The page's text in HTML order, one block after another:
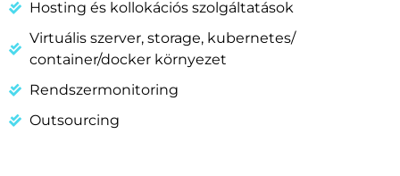
Hosting és kollokációs szolgáltatások
Virtuális szerver, storage, kubernetes/
container/docker környezet
Rendszermonitoring
Outsourcing